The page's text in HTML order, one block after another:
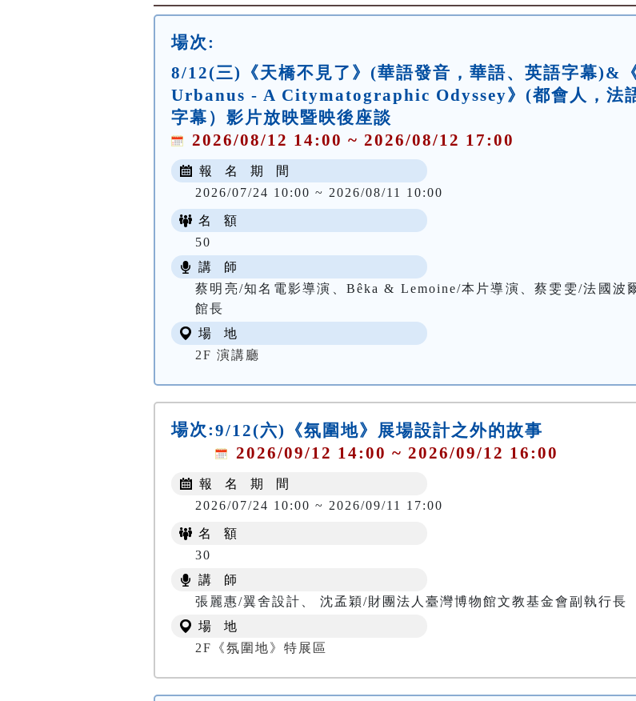
場次:
8/12(三)《天橋不見了》(華語發音，華語、英語字幕)&
Urbanus - A Citymatographic Odyssey》(都會人，法
字幕）影片放映暨映後座談
2026/08/12 14:00 ~ 2026/08/12 17:00
報 名 期 間
2026/07/24 10:00 ~ 2026/08/11 10:00
名 額
50
講 師
蔡明亮/知名電影導演、Bêka & Lemoine/本片導演、蔡雯雯/法國波
館長
場 地
2F 演講廳
場次:9/12(六)《氛圍地》展場設計之外的故事
2026/09/12 14:00 ~ 2026/09/12 16:00
報 名 期 間
2026/07/24 10:00 ~ 2026/09/11 17:00
名 額
30
講 師
張麗惠/翼舍設計、 沈孟穎/財團法人臺灣博物館文教基金會副執行長
場 地
2F《氛圍地》特展區